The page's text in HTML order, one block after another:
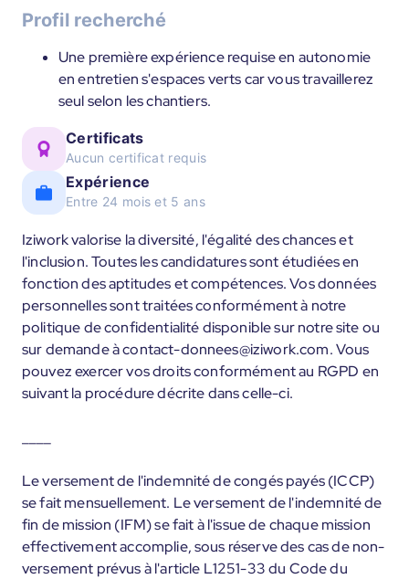
Profil recherché
Une première expérience requise en autonomie
en entretien s'espaces verts car vous travaillerez
seul selon les chantiers.
Certificats
Aucun certificat requis
Expérience
Entre 24 mois et 5 ans
Iziwork valorise la diversité, l'égalité des chances et
l'inclusion. Toutes les candidatures sont étudiées en
fonction des aptitudes et compétences. Vos données
personnelles sont traitées conformément à notre
politique de confidentialité disponible sur notre site ou
sur demande à contact-donnees@iziwork.com. Vous
pouvez exercer vos droits conformément au RGPD en
suivant la procédure décrite dans celle-ci.
Le versement de l'indemnité de congés payés (ICCP)
se fait mensuellement. Le versement de l'indemnité de
fin de mission (IFM) se fait à l'issue de chaque mission
effectivement accomplie, sous réserve des cas de non-
versement prévus à l'article L1251-33 du Code du